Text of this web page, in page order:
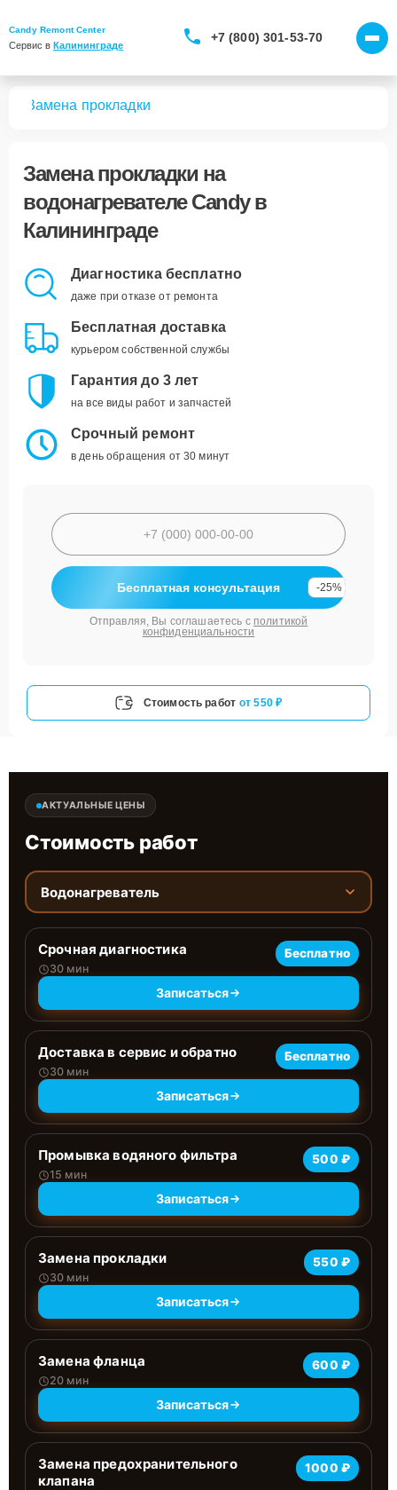
Candy Remont Center
Сервис в Калининграде
+7 (800) 301-53-70
Замена прокладки
Замена прокладки на
водонагревателе Candy в
Калининграде
Диагностика бесплатно
даже при отказе от ремонта
Бесплатная доставка
курьером собственной службы
Гарантия до 3 лет
на все виды работ и запчастей
Срочный ремонт
в день обращения от 30 минут
Бесплатная консультация -25%
Отправляя, Вы соглашаетесь с политикой
конфиденциальности
Стоимость работ от 550 ₽
АКТУАЛЬНЫЕ ЦЕНЫ
Стоимость работ
Водонагреватель
Срочная диагностика
30 мин
Бесплатно
Записаться
Доставка в сервис и обратно
30 мин
Бесплатно
Записаться
Промывка водяного фильтра
15 мин
500 ₽
Записаться
Замена прокладки
30 мин
550 ₽
Записаться
Замена фланца
20 мин
600 ₽
Записаться
Замена предохранительного
клапана
1000 ₽